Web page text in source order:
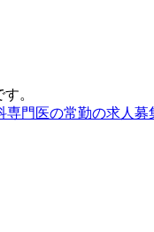
。
専門医の常勤の求人募